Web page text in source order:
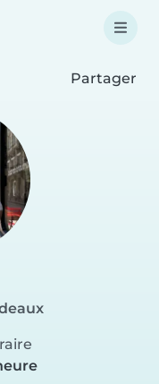
Partager